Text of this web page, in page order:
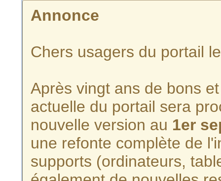
Annonce
Chers usagers du portail
Après vingt ans de bons
actuelle du portail sera
nouvelle version au 1er
une refonte complète de
supports (ordinateurs,